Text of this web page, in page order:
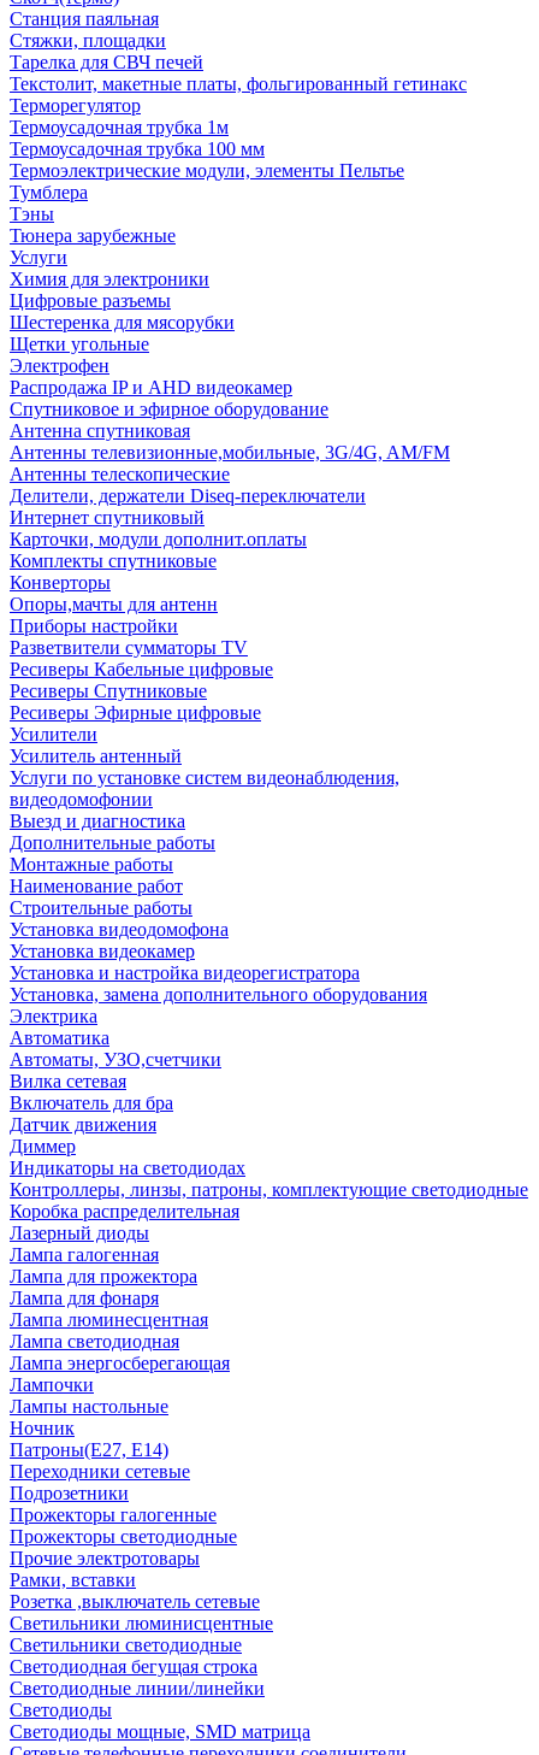
Станция паяльная
Стяжки, площадки
Тарелка для СВЧ печей
Текстолит, макетные платы, фольгированный гетинакс
Терморегулятор
Термоусадочная трубка 1м
Термоусадочная трубка 100 мм
Термоэлектрические модули, элементы Пельтье
Тумблера
Тэны
Тюнера зарубежные
Услуги
Химия для электроники
Цифровые разъемы
Шестеренка для мясорубки
Щетки угольные
Электрофен
Распродажа IP и AHD видеокамер
Спутниковое и эфирное оборудование
Антенна спутниковая
Антенны телевизионные,мобильные, 3G/4G, AM/FM
Антенны телескопические
Делители, держатели Diseq-переключатели
Интернет спутниковый
Карточки, модули дополнит.оплаты
Комплекты спутниковые
Конверторы
Опоры,мачты для антенн
Приборы настройки
Разветвители сумматоры TV
Ресиверы Кабельные цифровые
Ресиверы Спутниковые
Ресиверы Эфирные цифровые
Усилители
Усилитель антенный
Услуги по установке систем видеонаблюдения,
видеодомофонии
Выезд и диагностика
Дополнительные работы
Монтажные работы
Наименование работ
Строительные работы
Установка видеодомофона
Установка видеокамер
Установка и настройка видеорегистратора
Установка, замена дополнительного оборудования
Электрика
Автоматика
Автоматы, УЗО,счетчики
Вилка сетевая
Включатель для бра
Датчик движения
Диммер
Индикаторы на светодиодах
Контроллеры, линзы, патроны, комплектующие светодиодные
Коробка распределительная
Лазерный диоды
Лампа галогенная
Лампа для прожектора
Лампа для фонаря
Лампа люминесцентная
Лампа светодиодная
Лампа энергосберегающая
Лампочки
Лампы настольные
Ночник
Патроны(Е27, Е14)
Переходники сетевые
Подрозетники
Прожекторы галогенные
Прожекторы светодиодные
Прочие электротовары
Рамки, вставки
Розетка ,выключатель сетевые
Светильники люминисцентные
Светильники светодиодные
Светодиодная бегущая строка
Светодиодные линии/линейки
Светодиоды
Светодиоды мощные, SMD матрица